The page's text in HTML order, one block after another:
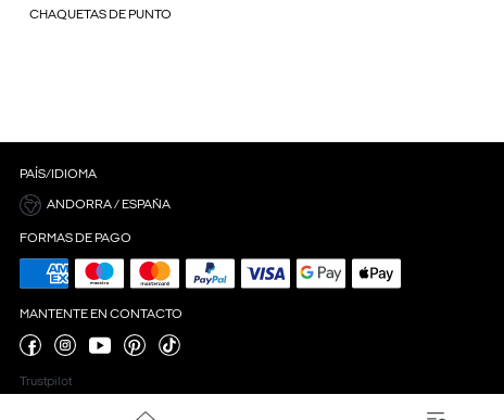
CHAQUETAS DE PUNTO
PAÍS/IDIOMA
ANDORRA / ESPAÑA
FORMAS DE PAGO
MANTENTE EN CONTACTO
Trustpilot